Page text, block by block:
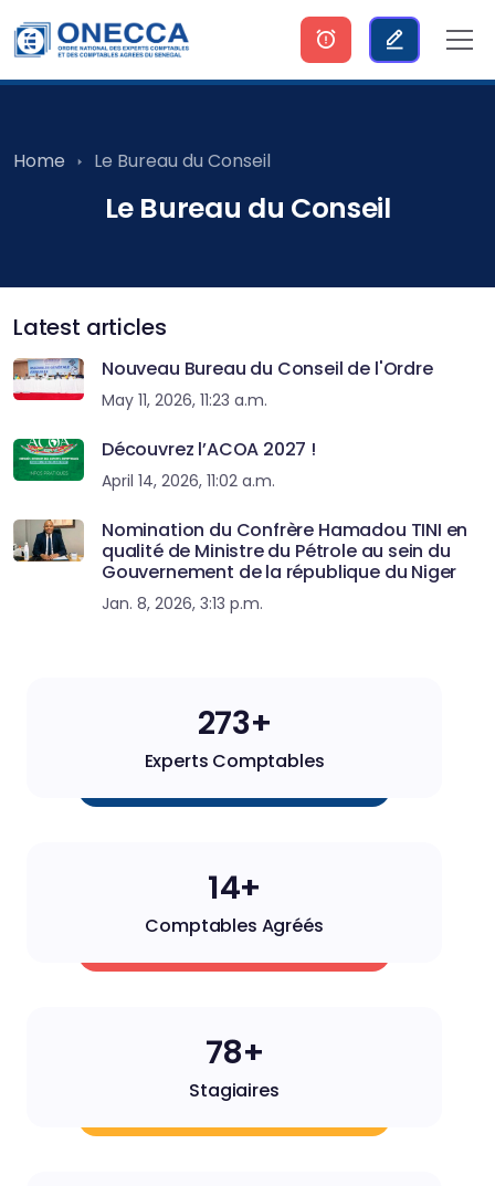
Home Le Bureau du Conseil
Le Bureau du Conseil
Latest articles
Nouveau Bureau du Conseil de l'Ordre
May 11, 2026, 11:23 a.m.
Découvrez l’ACOA 2027 !
April 14, 2026, 11:02 a.m.
Nomination du Confrère Hamadou TINI en
qualité de Ministre du Pétrole au sein du
Gouvernement de la république du Niger
Jan. 8, 2026, 3:13 p.m.
273+
Experts Comptables
14+
Comptables Agréés
79+
Stagiaires